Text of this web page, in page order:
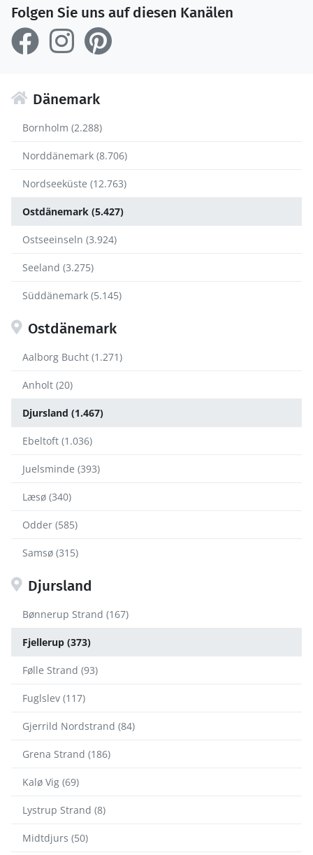
Folgen Sie uns auf diesen Kanälen
Dänemark
Bornholm (2.288)
Norddänemark (8.706)
Nordseeküste (12.763)
Ostdänemark (5.427)
Ostseeinseln (3.924)
Seeland (3.275)
Süddänemark (5.145)
Ostdänemark
Aalborg Bucht (1.271)
Anholt (20)
Djursland (1.467)
Ebeltoft (1.036)
Juelsminde (393)
Læsø (340)
Odder (585)
Samsø (315)
Djursland
Bønnerup Strand (167)
Fjellerup (373)
Følle Strand (93)
Fuglslev (117)
Gjerrild Nordstrand (84)
Grena Strand (186)
Kalø Vig (69)
Lystrup Strand (8)
Midtdjurs (50)